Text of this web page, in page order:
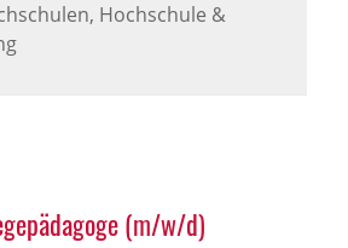
Hochschule &
(m/w/d)